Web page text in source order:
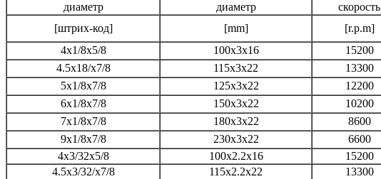
диаметр диаметр скорость
[штрих-код]
[mm] [r.p.m]
4x1/8x5/8
100x3x16 15200
4.5x18/x7/8
115x3x22 13300
5x1/8x7/8
125x3x22 12200
6x1/8x7/8
150x3x22 10200
7x1/8x7/8
180x3x22 8600
9x1/8x7/8
230x3x22 6600
4x3/32x5/8
100x2.2x16 15200
4.5x3/32/x7/8
115x2.2x22 13300